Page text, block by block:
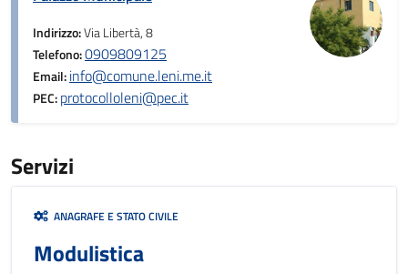
Indirizzo:Via Libertà, 8
Telefono:0909809125
Email:info@comune.leni.me.it
PEC:protocolloleni@pec.it
Servizi
ANAGRAFE E STATO CIVILE
Modulistica